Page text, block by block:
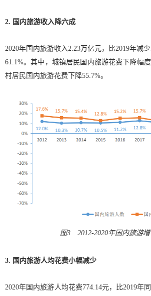
2. 国内旅游收入降六成
2020年国内旅游收入2.23万亿元，比2019年减
61.1%。其中，城镇居民国内旅游花费下降幅
村居民国内旅游花费下降55.7%。
图3 2012-2020年国内旅游
3. 国内旅游人均花费小幅减少
2020年国内旅游人均花费774.14元，比2019年